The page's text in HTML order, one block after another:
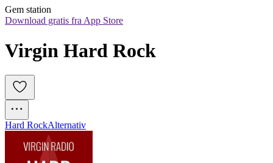
Gem station
Download gratis fra App Store
Virgin Hard Rock
Hard RockAlternativ